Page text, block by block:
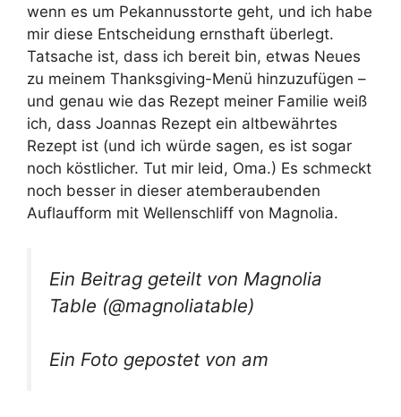
wenn es um Pekannusstorte geht, und ich habe
mir diese Entscheidung ernsthaft überlegt.
Tatsache ist, dass ich bereit bin, etwas Neues
zu meinem Thanksgiving-Menü hinzuzufügen –
und genau wie das Rezept meiner Familie weiß
ich, dass Joannas Rezept ein altbewährtes
Rezept ist (und ich würde sagen, es ist sogar
noch köstlicher. Tut mir leid, Oma.) Es schmeckt
noch besser in dieser atemberaubenden
Auflaufform mit Wellenschliff von Magnolia.
Ein Beitrag geteilt von Magnolia
Table (@magnoliatable)
Ein Foto gepostet von am